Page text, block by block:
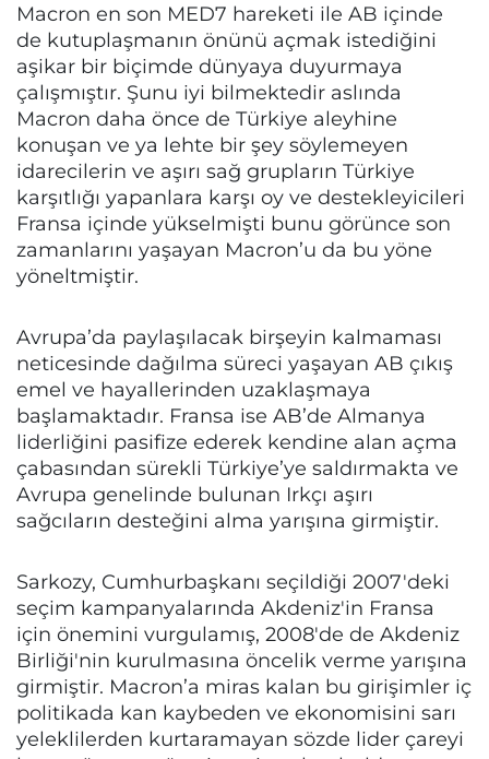
Macron en son MED7 hareketi ile AB içinde
de kutuplaşmanın önünü açmak istediğini
aşikar bir biçimde dünyaya duyurmaya
çalışmıştır. Şunu iyi bilmektedir aslında
Macron daha önce de Türkiye aleyhine
konuşan ve ya lehte bir şey söylemeyen
idarecilerin ve aşırı sağ grupların Türkiye
karşıtlığı yapanlara karşı oy ve destekleyicileri
Fransa içinde yükselmişti bunu görünce son
zamanlarını yaşayan Macron’u da bu yöne
yöneltmiştir.
Avrupa’da paylaşılacak birşeyin kalmaması
neticesinde dağılma süreci yaşayan AB çıkış
emel ve hayallerinden uzaklaşmaya
başlamaktadır. Fransa ise AB’de Almanya
liderliğini pasifize ederek kendine alan açma
çabasından sürekli Türkiye’ye saldırmakta ve
Avrupa genelinde bulunan Irkçı aşırı
sağcıların desteğini alma yarışına girmiştir.
Sarkozy, Cumhurbaşkanı seçildiği 2007'deki
seçim kampanyalarında Akdeniz'in Fransa
için önemini vurgulamış, 2008'de de Akdeniz
Birliği'nin kurulmasına öncelik verme yarışına
girmiştir. Macron’a miras kalan bu girişimler iç
politikada kan kaybeden ve ekonomisini sarı
yeleklilerden kurtaramayan sözde lider çareyi